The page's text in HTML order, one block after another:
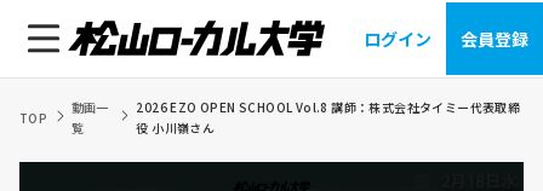
ログイン 会員登録
TOP
動画一
覧
2026 EZO OPEN SCHOOL Vol.8 講師：株式会社タイミー代表取締
役 小川嶺さん